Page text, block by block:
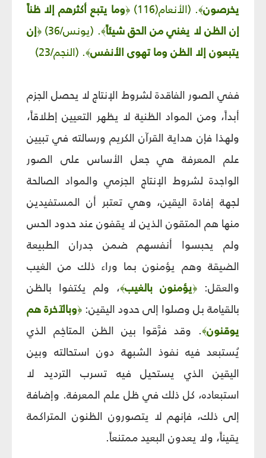
يخرصون﴾. (الأنعام(116) ﴿وما يتبع أكثرهم إلا ظناً
إن الظن لا يغني من الحق شيئاً﴾. (يونس/36) ﴿إن
يتبعون إلا الظن وما تهوى الأنفس﴾. (النجم/23)
ففي الصور الفاقدة لشروط الإنتاج لا يحصل الجزم
أبداً، ومن المواد الظنية لا يظهر التعيين إطلاقاً،
ولهذا فإن هداية القرآن الكريم ورسالته في تبيين
علم المعرفة هي جعل الأساس على الصور
الواجدة لشروط الإنتاج الجزمي والمواد الصالحة
لجهة إفادة اليقين، وهي تعتبر أن المستفيدين
منها هم المتقون الذين لا يقفون عند حدود الحس
ولم يحبسوا أنفسهم ضمن جدران الطبيعة
الضيقة وهم يؤمنون بما وراء ذلك من الغيب
والعقل:
﴿يؤمنون بالغيب﴾، ولم يكتفوا بالظن
بالقيامة بل وصلوا إلى حدود اليقين: ﴿وبالآخرة هم
يوقنون﴾. وقد فرَّقوا بين الظن المتاخِم الذي
يُستبعد فيه نفوذ الشبهة دون استحالته وبين
اليقين الذي يستحيل فيه تسرب الترديد لا
استبعاده، كل ذلك في ظل علم المعرفة. وإضافة
إلى ذلك، فإنهم لا يتصورون الظنون المتراكمة
يقيناً، ولا يعدون البعيد ممتنعاً.